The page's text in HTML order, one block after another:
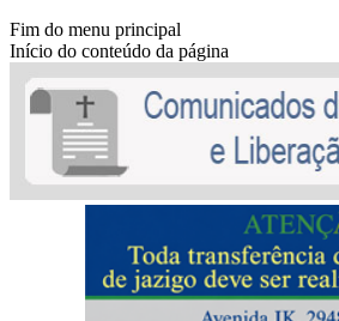
Fim do menu principal
Início do conteúdo da página